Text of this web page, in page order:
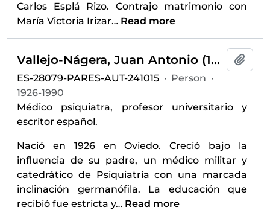
Carlos Esplá Rizo. Contrajo matrimonio con
María Victoria Irizar… Read more
Vallejo-Nágera, Juan Antonio (1926-1990)
ES-28079-PARES-AUT-241015 · Person ·
1926-1990
Médico psiquiatra, profesor universitario y
escritor español.
Nació en 1926 en Oviedo. Creció bajo la
influencia de su padre, un médico militar y
catedrático de Psiquiatría con una marcada
inclinación germanófila. La educación que
recibió fue estricta y… Read more